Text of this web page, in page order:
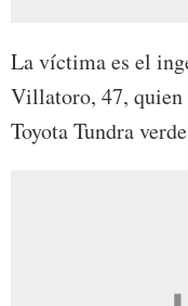
La víctima es el
Villatoro, 47, quien
Toyota Tundra